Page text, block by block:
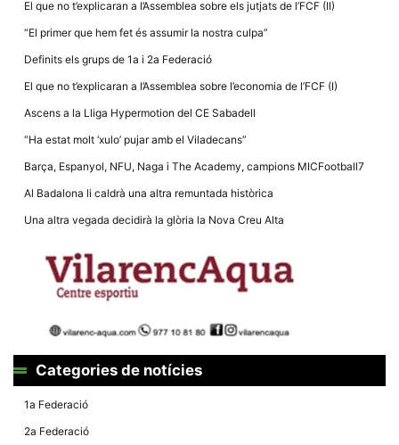
El que no t’explicaran a l’Assemblea sobre els jutjats de l’FCF (II)
“El primer que hem fet és assumir la nostra culpa”
Definits els grups de 1a i 2a Federació
El que no t’explicaran a l’Assemblea sobre l’economia de l’FCF (I)
Ascens a la Lliga Hypermotion del CE Sabadell
“Ha estat molt ‘xulo’ pujar amb el Viladecans”
Barça, Espanyol, NFU, Naga i The Academy, campions MICFootball7
Al Badalona li caldrà una altra remuntada històrica
Una altra vegada decidirà la glòria la Nova Creu Alta
Categories de notícies
1a Federació
2a Federació
són
són
per al
tècnic de la
dades
estadístiques
de manera
del lloc web
per a millorar